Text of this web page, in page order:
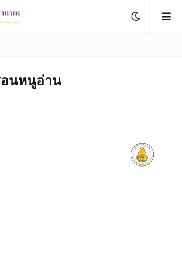
นหนูอ่าน